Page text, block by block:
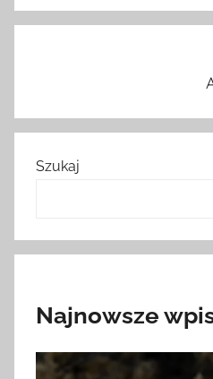
Szukaj
Najnowsze